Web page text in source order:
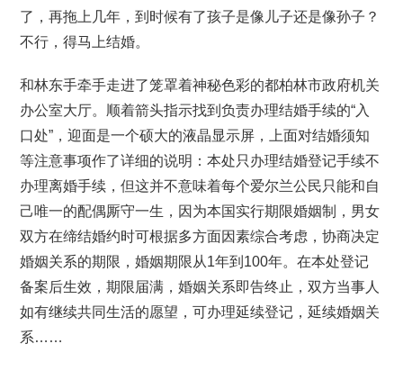
了，再拖上几年，到时候有了孩子是像儿子还是像孙子？
不行，得马上结婚。
和林东手牵手走进了笼罩着神秘色彩的都柏林市政府机关
办公室大厅。顺着箭头指示找到负责办理结婚手续的“入
口处”，迎面是一个硕大的液晶显示屏，上面对结婚须知
等注意事项作了详细的说明：本处只办理结婚登记手续不
办理离婚手续，但这并不意味着每个爱尔兰公民只能和自
己唯一的配偶厮守一生，因为本国实行期限婚姻制，男女
双方在缔结婚约时可根据多方面因素综合考虑，协商决定
婚姻关系的期限，婚姻期限从1年到100年。在本处登记
备案后生效，期限届满，婚姻关系即告终止，双方当事人
如有继续共同生活的愿望，可办理延续登记，延续婚姻关
系……